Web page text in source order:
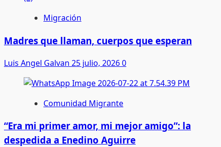
Migración
Madres que llaman, cuerpos que esperan
Luis Angel Galvan 25 julio, 20260
Comunidad Migrante
“Era mi primer amor, mi mejor amigo”: la
despedida a Enedino Aguirre